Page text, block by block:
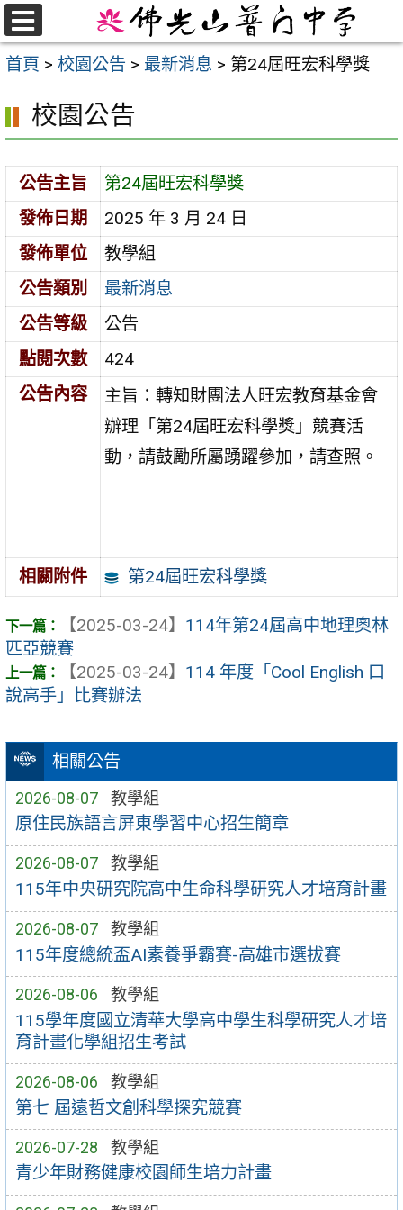
跳
至
主首頁 > 校園公告 > 最新消息 > 第24屆旺宏科學獎
相關公告
2026-08-07 教學組
原住民族語言屏東學習中心招生簡章
2026-08-07 教學組
115年中央研究院高中生命科學研究人才培育計畫
2026-08-07 教學組
115年度總統盃AI素養爭霸賽-高雄市選拔賽
2026-08-06 教學組
115學年度國立清華大學高中學生科學研究人才培
育計畫化學組招生考試
2026-08-06 教學組
第七 屆遠哲文創科學探究競賽
2026-07-28 教學組
青少年財務健康校園師生培力計畫
校園公告
公告主旨
第24屆旺宏科學獎
發佈日期
2025 年 3 月 24 日
發佈單位
教學組
公告類別
最新消息
公告等級
公告
點閱次數
424
公告內容
主旨：轉知財團法人旺宏教育基金會
辦理「第24屆旺宏科學獎」競賽活
動，請鼓勵所屬踴躍參加，請查照。
相關附件 第24屆旺宏科學獎
【2025-03-24】 114年第24屆高中地理奧林
匹亞競賽
【2025-03-24】 114 年度「Cool English 口
說高手」比賽辦法
選
單